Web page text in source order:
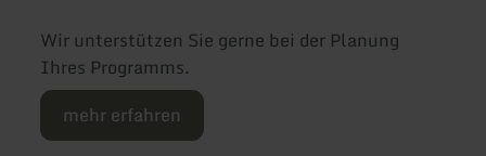
Wir unterstützen Sie gerne bei der Planung
Ihres Programms.
mehr erfahren